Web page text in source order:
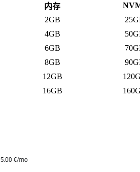
内存
2GB
4GB
6GB
8GB
12GB
16GB